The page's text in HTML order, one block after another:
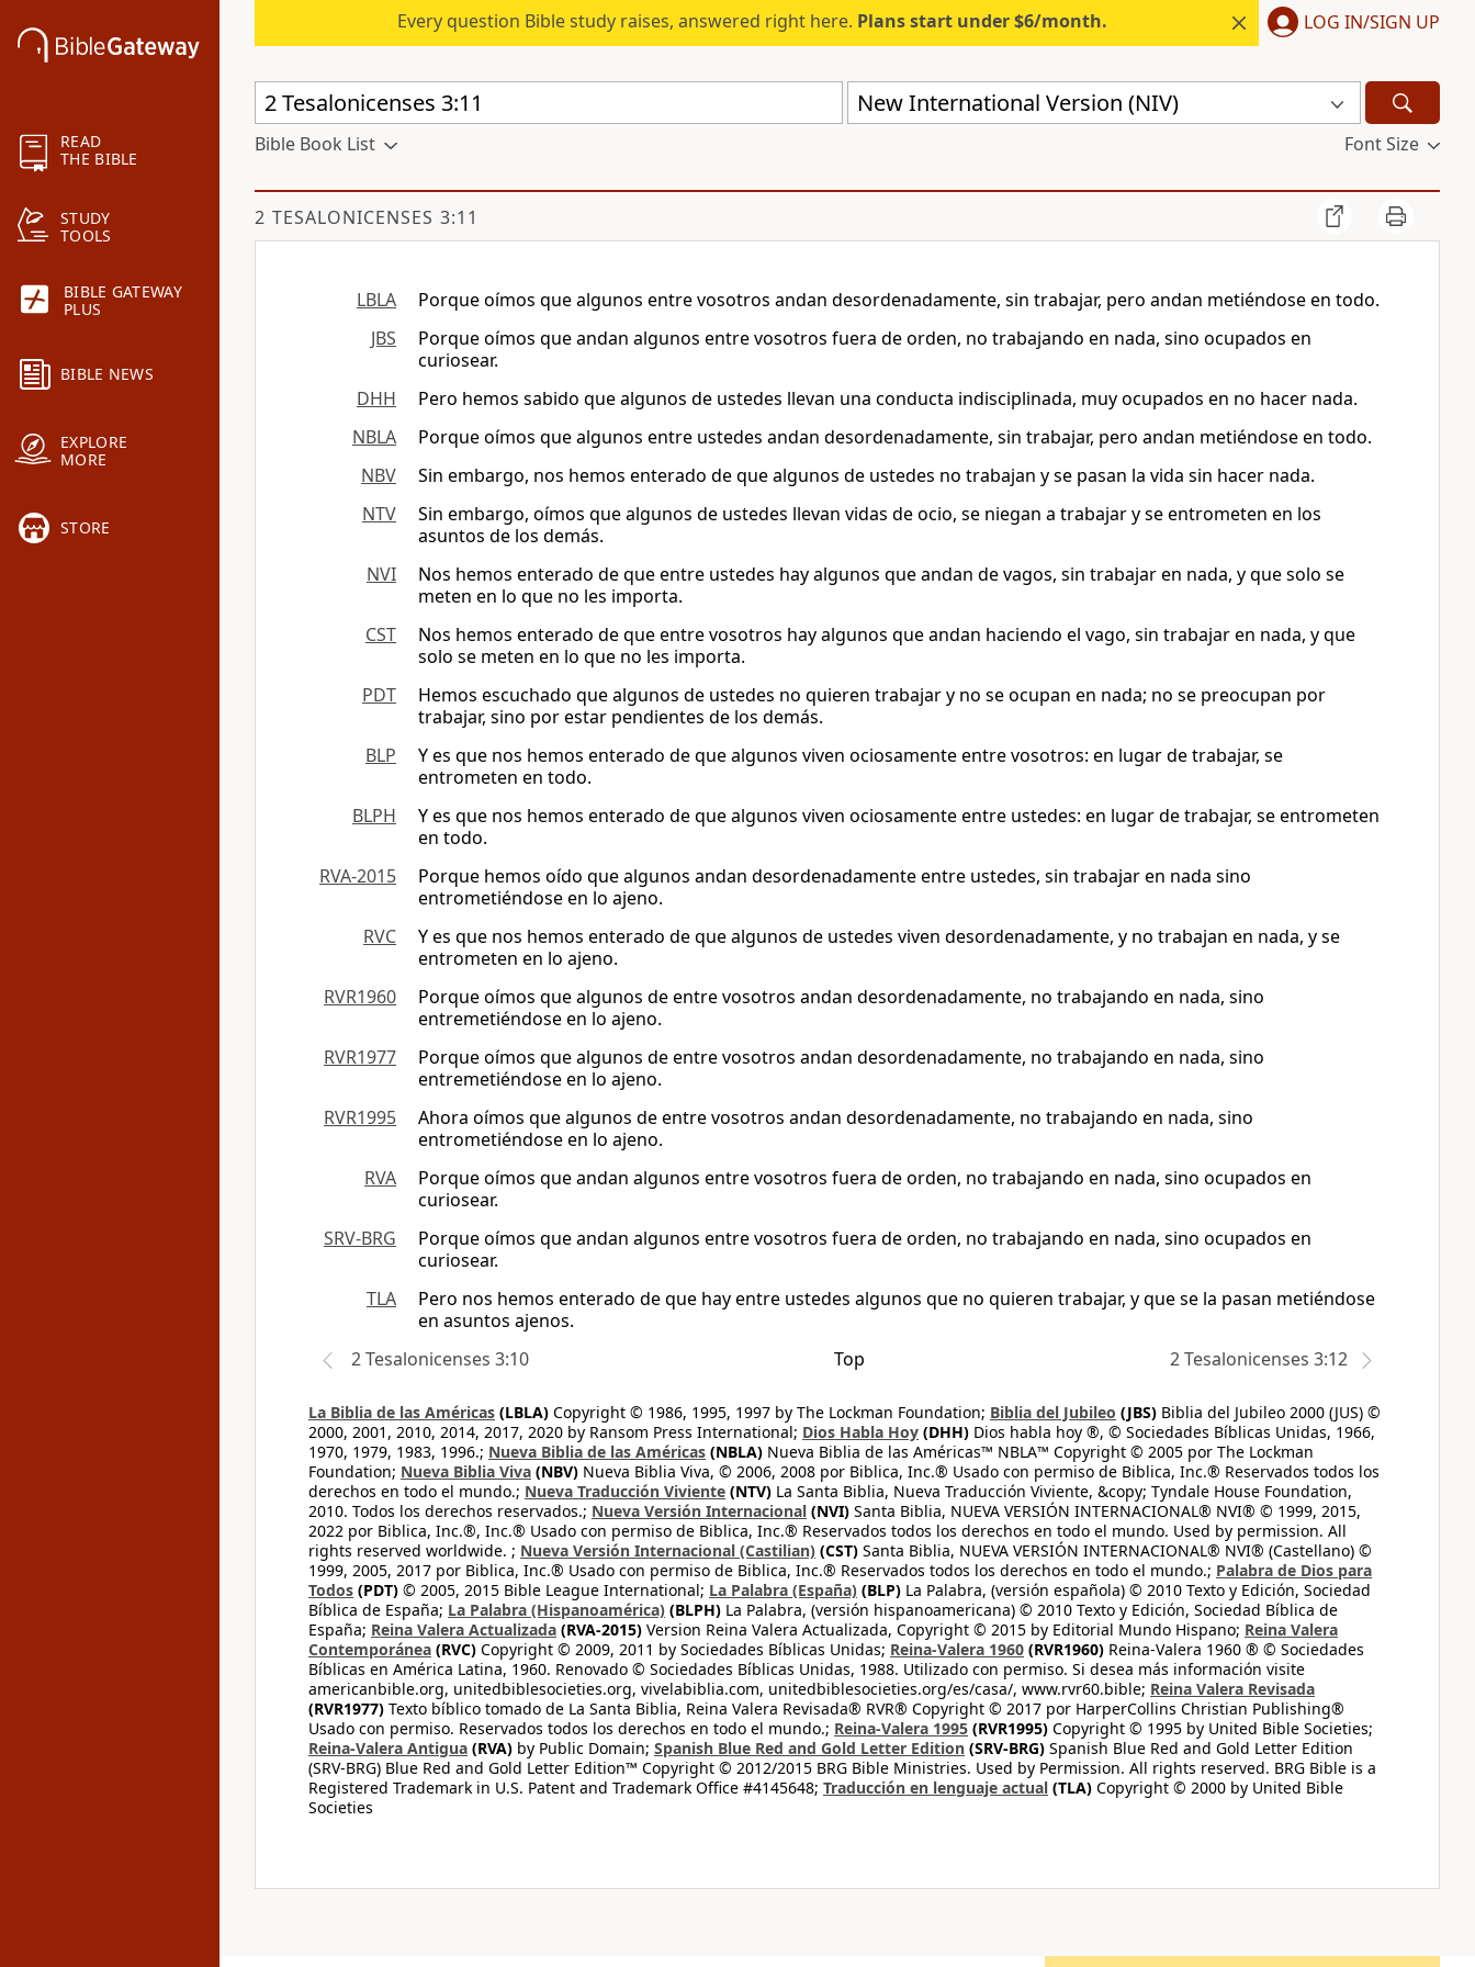
READ
THE BIBLE
STUDY
TOOLS
BIBLE GATEWAY
PLUS
BIBLE NEWS
EXPLORE
MORE
STORE
Every question Bible study raises, answered right here. Plans start under $6/month. LOG IN/SIGN UP
New International Version (NIV)
Bible Book List Font Size
2 TESALONICENSES 3:11
LBLA
Porque oímos que algunos entre vosotros andan desordenadamente, sin trabajar, pero andan metiéndose en todo.
JBS
Porque oímos que andan algunos entre vosotros fuera de orden, no trabajando en nada, sino ocupados en
curiosear.
DHH
Pero hemos sabido que algunos de ustedes llevan una conducta indisciplinada, muy ocupados en no hacer nada.
NBLA
Porque oímos que algunos entre ustedes andan desordenadamente, sin trabajar, pero andan metiéndose en todo.
NBV
Sin embargo, nos hemos enterado de que algunos de ustedes no trabajan y se pasan la vida sin hacer nada.
NTV
Sin embargo, oímos que algunos de ustedes llevan vidas de ocio, se niegan a trabajar y se entrometen en los
asuntos de los demás.
NVI
Nos hemos enterado de que entre ustedes hay algunos que andan de vagos, sin trabajar en nada, y que solo se
meten en lo que no les importa.
CST
Nos hemos enterado de que entre vosotros hay algunos que andan haciendo el vago, sin trabajar en nada, y que
solo se meten en lo que no les importa.
PDT
Hemos escuchado que algunos de ustedes no quieren trabajar y no se ocupan en nada; no se preocupan por
trabajar, sino por estar pendientes de los demás.
BLP
Y es que nos hemos enterado de que algunos viven ociosamente entre vosotros: en lugar de trabajar, se
entrometen en todo.
BLPH
Y es que nos hemos enterado de que algunos viven ociosamente entre ustedes: en lugar de trabajar, se entrometen
en todo.
RVA-2015
Porque hemos oído que algunos andan desordenadamente entre ustedes, sin trabajar en nada sino
entrometiéndose en lo ajeno.
RVC
Y es que nos hemos enterado de que algunos de ustedes viven desordenadamente, y no trabajan en nada, y se
entrometen en lo ajeno.
RVR1960
Porque oímos que algunos de entre vosotros andan desordenadamente, no trabajando en nada, sino
entremetiéndose en lo ajeno.
RVR1977
Porque oímos que algunos de entre vosotros andan desordenadamente, no trabajando en nada, sino
entremetiéndose en lo ajeno.
RVR1995
Ahora oímos que algunos de entre vosotros andan desordenadamente, no trabajando en nada, sino
entrometiéndose en lo ajeno.
RVA
Porque oímos que andan algunos entre vosotros fuera de orden, no trabajando en nada, sino ocupados en
curiosear.
SRV-BRG
Porque oímos que andan algunos entre vosotros fuera de orden, no trabajando en nada, sino ocupados en
curiosear.
TLA
Pero nos hemos enterado de que hay entre ustedes algunos que no quieren trabajar, y que se la pasan metiéndose
en asuntos ajenos.
2 Tesalonicenses 3:10
Top 2 Tesalonicenses 3:12
La Biblia de las Américas (LBLA) Copyright © 1986, 1995, 1997 by The Lockman Foundation; Biblia del Jubileo (JBS) Biblia del Jubileo 2000 (JUS) ©
2000, 2001, 2010, 2014, 2017, 2020 by Ransom Press International; Dios Habla Hoy (DHH) Dios habla hoy ®, © Sociedades Bíblicas Unidas, 1966,
1970, 1979, 1983, 1996.; Nueva Biblia de las Américas (NBLA) Nueva Biblia de las Américas™ NBLA™ Copyright © 2005 por The Lockman
Foundation; Nueva Biblia Viva (NBV) Nueva Biblia Viva, © 2006, 2008 por Biblica, Inc.® Usado con permiso de Biblica, Inc.® Reservados todos los
derechos en todo el mundo.; Nueva Traducción Viviente (NTV) La Santa Biblia, Nueva Traducción Viviente, &copy; Tyndale House Foundation,
2010. Todos los derechos reservados.; Nueva Versión Internacional (NVI) Santa Biblia, NUEVA VERSIÓN INTERNACIONAL® NVI® © 1999, 2015,
2022 por Biblica, Inc.®, Inc.® Usado con permiso de Biblica, Inc.® Reservados todos los derechos en todo el mundo. Used by permission. All
rights reserved worldwide. ; Nueva Versión Internacional (Castilian) (CST) Santa Biblia, NUEVA VERSIÓN INTERNACIONAL® NVI® (Castellano) ©
1999, 2005, 2017 por Biblica, Inc.® Usado con permiso de Biblica, Inc.® Reservados todos los derechos en todo el mundo.; Palabra de Dios para
Todos (PDT) © 2005, 2015 Bible League International; La Palabra (España) (BLP) La Palabra, (versión española) © 2010 Texto y Edición, Sociedad
Bíblica de España; La Palabra (Hispanoamérica) (BLPH) La Palabra, (versión hispanoamericana) © 2010 Texto y Edición, Sociedad Bíblica de
España; Reina Valera Actualizada (RVA-2015) Version Reina Valera Actualizada, Copyright © 2015 by Editorial Mundo Hispano; Reina Valera
Contemporánea (RVC) Copyright © 2009, 2011 by Sociedades Bíblicas Unidas; Reina-Valera 1960 (RVR1960) Reina-Valera 1960 ® © Sociedades
Bíblicas en América Latina, 1960. Renovado © Sociedades Bíblicas Unidas, 1988. Utilizado con permiso. Si desea más información visite
americanbible.org, unitedbiblesocieties.org, vivelabiblia.com, unitedbiblesocieties.org/es/casa/, www.rvr60.bible; Reina Valera Revisada
(RVR1977) Texto bíblico tomado de La Santa Biblia, Reina Valera Revisada® RVR® Copyright © 2017 por HarperCollins Christian Publishing®
Usado con permiso. Reservados todos los derechos en todo el mundo.; Reina-Valera 1995 (RVR1995) Copyright © 1995 by United Bible Societies;
Reina-Valera Antigua (RVA) by Public Domain; Spanish Blue Red and Gold Letter Edition (SRV-BRG) Spanish Blue Red and Gold Letter Edition
(SRV-BRG) Blue Red and Gold Letter Edition™ Copyright © 2012/2015 BRG Bible Ministries. Used by Permission. All rights reserved. BRG Bible is a
Registered Trademark in U.S. Patent and Trademark Office #4145648; Traducción en lenguaje actual (TLA) Copyright © 2000 by United Bible
Societies